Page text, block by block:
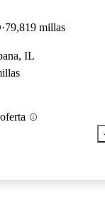
79,819 millas
IL